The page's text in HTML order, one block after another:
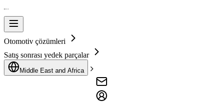
Otomotiv çözümleri
Satış sonrası yedek parçalar
Middle East and Africa